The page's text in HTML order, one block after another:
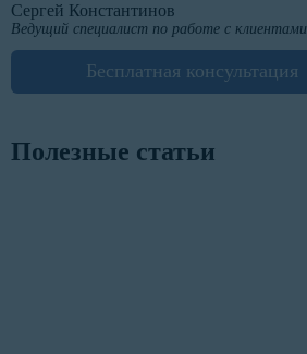
Сергей Константинов
Ведущий специалист по работе с клиентами
Бесплатная консультация
Полезные статьи